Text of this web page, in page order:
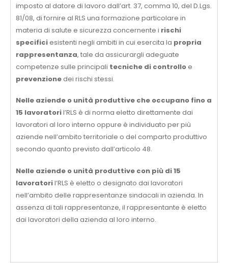
imposto al datore di lavoro dall’art. 37, comma 10, del D.Lgs.
81/08, di fornire al RLS una formazione particolare in
materia di salute e sicurezza concernente i rischi
specifici esistenti negli ambiti in cui esercita la propria
rappresentanza, tale da assicurargli adeguate
competenze sulle principali tecniche di controllo e
prevenzionedei rischi stessi.
Nelle aziende o unità produttive che occupano fino a
15 lavoratoril’RLS è di norma eletto direttamente dai
lavoratori al loro interno oppure è individuato per più
aziende nell’ambito territoriale o del comparto produttivo
secondo quanto previsto dall’articolo 48.
Nelle aziende o unità produttive con più di 15
lavoratoril’RLS è eletto o designato dai lavoratori
nell’ambito delle rappresentanze sindacali in azienda. In
assenza di tali rappresentanze, il rappresentante è eletto
dai lavoratori della azienda al loro interno.